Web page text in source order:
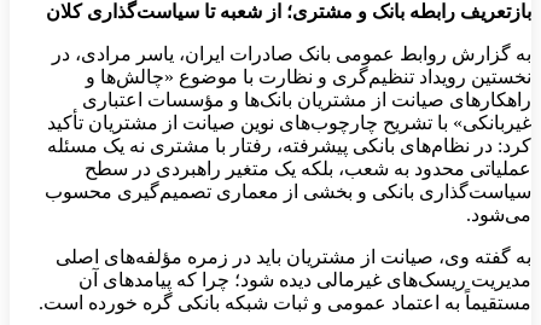
بازتعریف رابطه بانک و مشتری؛ از شعبه تا سیاست‌گذاری کلان
به گزارش روابط عمومی بانک صادرات ایران، یاسر مرادی، در
نخستین رویداد تنظیم‌گری و نظارت با موضوع «چالش‌ها و
راهکارهای صیانت از مشتریان بانک‌ها و مؤسسات اعتباری
غیربانکی» با تشریح چارچوب‌های نوین صیانت از مشتریان تأکید
کرد: در نظام‌های بانکی پیشرفته، رفتار با مشتری نه یک مسئله
عملیاتی محدود به شعب، بلکه یک متغیر راهبردی در سطح
سیاست‌گذاری بانکی و بخشی از معماری تصمیم‌گیری محسوب
می‌شود.
به گفته وی، صیانت از مشتریان باید در زمره مؤلفه‌های اصلی
مدیریت ریسک‌های غیرمالی دیده شود؛ چرا که پیامدهای آن
مستقیماً به اعتماد عمومی و ثبات شبکه بانکی گره خورده است.